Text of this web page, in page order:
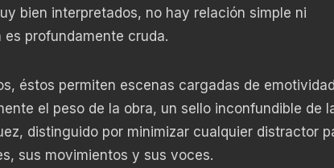
bien interpretados, no hay relación simple ni
profundamente cruda.
éstos permiten escenas cargadas de emotividad
el peso de la obra, un sello inconfundible de
distinguido por minimizar cualquier distractor
sus movimientos y sus voces.